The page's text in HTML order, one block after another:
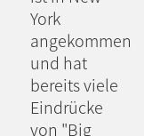
York
angekommen
und hat
bereits viele
Eindrücke
von "Big